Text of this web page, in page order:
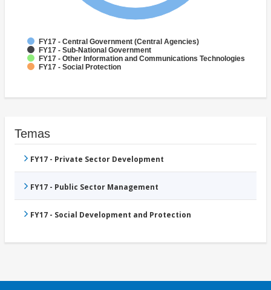
FY17 - Central Government (Central Agencies)
FY17 - Sub-National Government
FY17 - Other Information and Communications Technologies
FY17 - Social Protection
Temas
FY17 - Private Sector Development
FY17 - Public Sector Management
FY17 - Social Development and Protection